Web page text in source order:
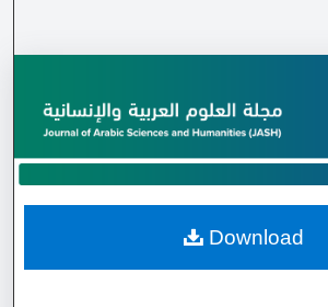
My Account
About
Digital Commons
Download